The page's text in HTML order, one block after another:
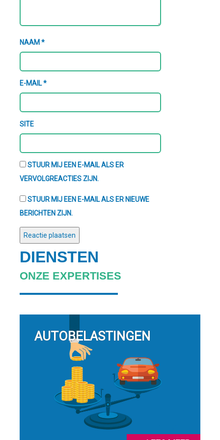
NAAM *
E-MAIL*
SITE
STUUR MIJ EEN E-MAIL ALS ER
VERVOLGREACTIES ZIJN.
STUUR MIJ EEN E-MAIL ALS ER NIEUWE
BERICHTEN ZIJN.
DIENSTEN
ONZE EXPERTISES
AUTOBELASTINGEN